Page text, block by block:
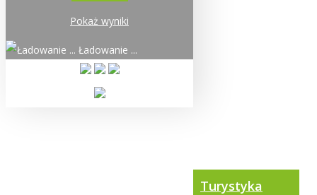
Pokaż wyniki
Ładowanie ...
Turystyka